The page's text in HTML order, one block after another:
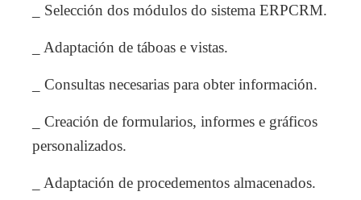
_ Selección dos módulos do sistema ERPCRM.
_ Adaptación de táboas e vistas.
_ Consultas necesarias para obter información.
_ Creación de formularios, informes e gráficos
personalizados.
_ Adaptación de procedementos almacenados.